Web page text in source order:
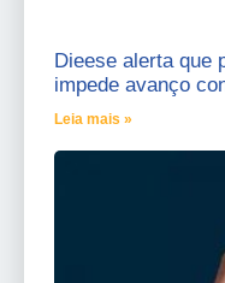
Dieese alerta que
impede avanço
Leia mais »